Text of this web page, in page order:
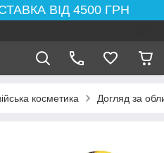
ВІД 4500 ГРН
косметика Догляд за